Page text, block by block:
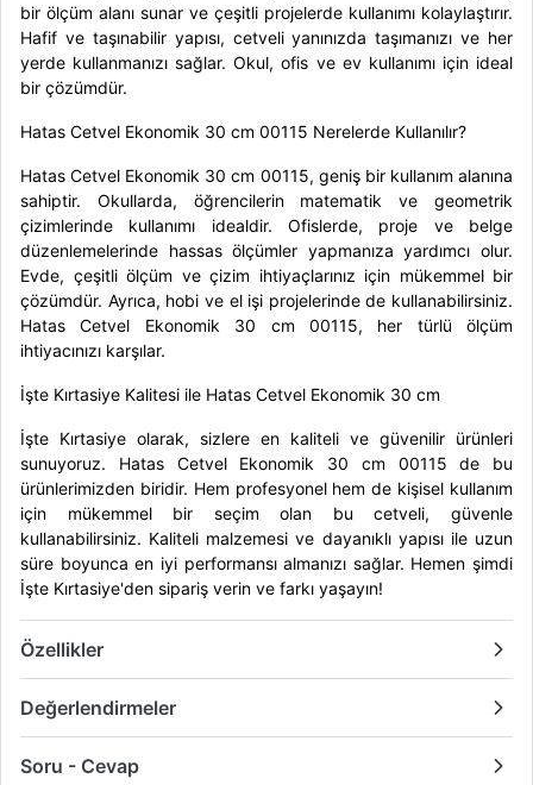
bir ölçüm alanı sunar ve çeşitli projelerde kullanımı kolaylaştırır.
Hafif ve taşınabilir yapısı, cetveli yanınızda taşımanızı ve her
yerde kullanmanızı sağlar. Okul, ofis ve ev kullanımı için ideal
bir çözümdür.
Hatas Cetvel Ekonomik 30 cm 00115 Nerelerde Kullanılır?
Hatas Cetvel Ekonomik 30 cm 00115, geniş bir kullanım alanına
sahiptir. Okullarda, öğrencilerin matematik ve geometrik
çizimlerinde kullanımı idealdir. Ofislerde, proje ve belge
düzenlemelerinde hassas ölçümler yapmanıza yardımcı olur.
Evde, çeşitli ölçüm ve çizim ihtiyaçlarınız için mükemmel bir
çözümdür. Ayrıca, hobi ve el işi projelerinde de kullanabilirsiniz.
Hatas Cetvel Ekonomik 30 cm 00115, her türlü ölçüm
ihtiyacınızı karşılar.
İşte Kırtasiye Kalitesi ile Hatas Cetvel Ekonomik 30 cm
İşte Kırtasiye olarak, sizlere en kaliteli ve güvenilir ürünleri
sunuyoruz. Hatas Cetvel Ekonomik 30 cm 00115 de bu
ürünlerimizden biridir. Hem profesyonel hem de kişisel kullanım
için mükemmel bir seçim olan bu cetveli, güvenle
kullanabilirsiniz. Kaliteli malzemesi ve dayanıklı yapısı ile uzun
süre boyunca en iyi performansı almanızı sağlar. Hemen şimdi
İşte Kırtasiye'den sipariş verin ve farkı yaşayın!
Özellikler
Değerlendirmeler
Soru - Cevap